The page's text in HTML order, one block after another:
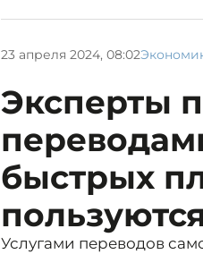
23 апреля 2024, 08:02
Эксперты
быстрых
Услугами переводов